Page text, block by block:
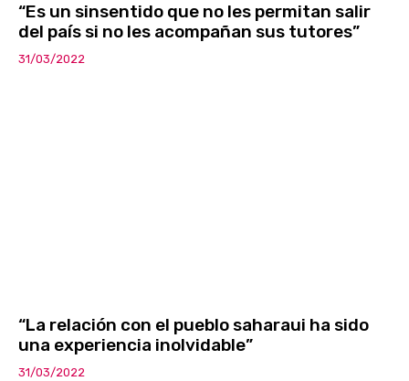
“Es un sinsentido que no les permitan salir
del país si no les acompañan sus tutores”
31/03/2022
“La relación con el pueblo saharaui ha sido
una experiencia inolvidable”
31/03/2022